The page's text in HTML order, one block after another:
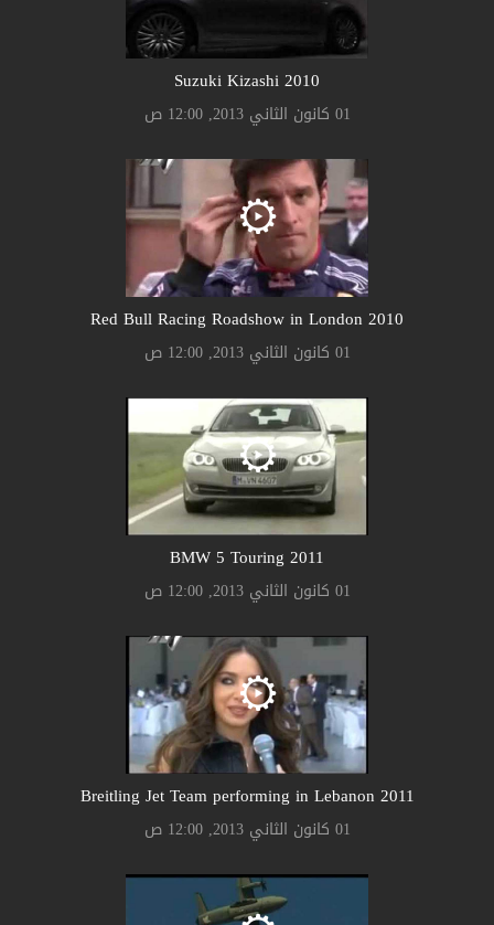
Suzuki Kizashi 2010
01 كانون الثاني 2013, 12:00 ص
2010 Red Bull Racing Roadshow in London
01 كانون الثاني 2013, 12:00 ص
2011 BMW 5 Touring
01 كانون الثاني 2013, 12:00 ص
2011 Breitling Jet Team performing in Lebanon
01 كانون الثاني 2013, 12:00 ص